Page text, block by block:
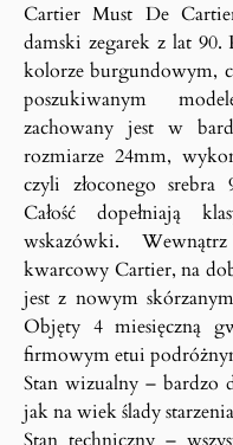
Cartier Must De
damski zegarek z lat
kolorze burgundowym,
poszukiwanym
zachowany jest w
rozmiarze 24mm,
czyli złoconego
Całość dopełniają
wskazówki.
kwarcowy Cartier, na
jest z nowym
Objęty 4 miesięczną
firmowym etui
Stan wizualny – bardzo
jak na wiek ślady